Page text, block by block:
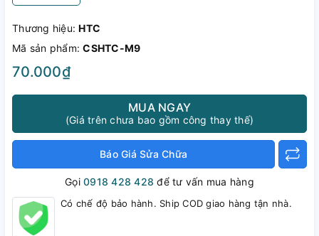
Thương hiệu:HTC
Mã sản phẩm:CSHTC-M9
70.000₫
MUA NGAY
(Giá trên chưa bao gồm công thay thế)
Báo Giá Sửa Chữa
Gọi0918 428 428 để tư vấn mua hàng
Có chế độ bảo hành. Ship COD giao hàng tận nhà.